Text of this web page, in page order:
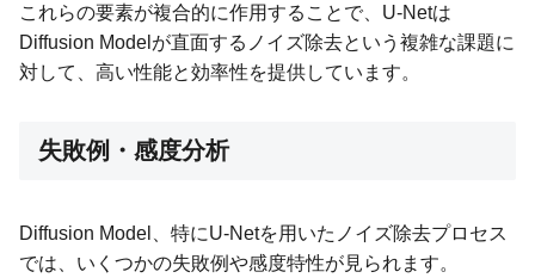
これらの要素が複合的に作用することで、U-Netは
Diffusion Modelが直面するノイズ除去という複雑な課題に
対して、高い性能と効率性を提供しています。
失敗例・感度分析
Diffusion Model、特にU-Netを用いたノイズ除去プロセス
では、いくつかの失敗例や感度特性が見られます。